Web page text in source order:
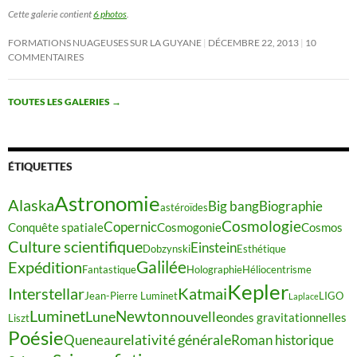
Cette galerie contient6 photos.
FORMATIONS NUAGEUSES SUR LA GUYANE DÉCEMBRE 22, 2013 10
COMMENTAIRES
TOUTES LES GALERIES →
ÉTIQUETTES
AlaskaAstronomieastéroïdes Big bangBiographie
Conquête spatialeCopernicCosmogonieCosmologieCosmos
Culture scientifiqueDobzynskiEinsteinEsthétique
ExpéditionFantastiqueGaliléeHolographieHéliocentrisme
InterstellarJean-Pierre LuminetKatmaiKeplerLaplaceLIGO
LisztLuminetLuneNewtonnouvelleondes gravitationnelles
PoésieQueneaurelativité généraleRoman historique